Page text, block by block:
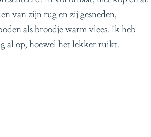
van zijn rug en zij gesneden,
als broodje warm vlees. Ik heb
al op, hoewel het lekker ruikt.